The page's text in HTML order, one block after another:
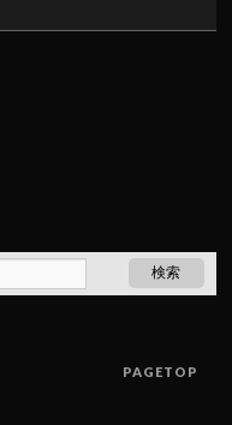
PAGETOP